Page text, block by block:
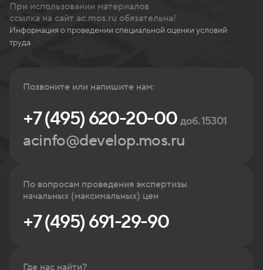
При использовании материалов
ссылка на сайт ac.mos.ru обязательна!
Информация о проведении специальной оценки условий
труда
Позвоните или напишите нам:
+7 (495) 620-20-00доб. 15301
acinfo@develop.mos.ru
По вопросам проведения экспертизы
начальных (максимальных) цен
+7 (495) 691-29-90
Где нас найти?